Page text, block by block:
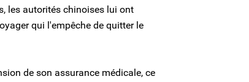
les autorités chinoises lui ont
qui l'empêche de quitter le
de son assurance médicale, ce